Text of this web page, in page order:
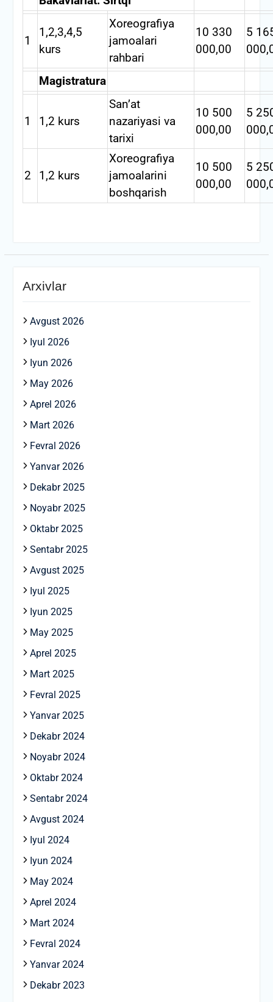
1
1,2,3,4,5
kurs
Xoreografiya
jamoalari
rahbari
10 330
000,00
5
Magistratura
1 1,2 kurs
San’at
nazariyasi va
tarixi
10 500
000,00
5
2 1,2 kurs
Xoreografiya
jamoalarini
boshqarish
10 500
000,00
5
Arxivlar
Avgust 2026
Iyul 2026
Iyun 2026
May 2026
Aprel 2026
Mart 2026
Fevral 2026
Yanvar 2026
Dekabr 2025
Noyabr 2025
Oktabr 2025
Sentabr 2025
Avgust 2025
Iyul 2025
Iyun 2025
May 2025
Aprel 2025
Mart 2025
Fevral 2025
Yanvar 2025
Dekabr 2024
Noyabr 2024
Oktabr 2024
Sentabr 2024
Avgust 2024
Iyul 2024
Iyun 2024
May 2024
Aprel 2024
Mart 2024
Fevral 2024
Yanvar 2024
Dekabr 2023